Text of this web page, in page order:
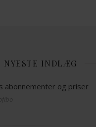
NYESTE INDLÆG
abonnementer og priser